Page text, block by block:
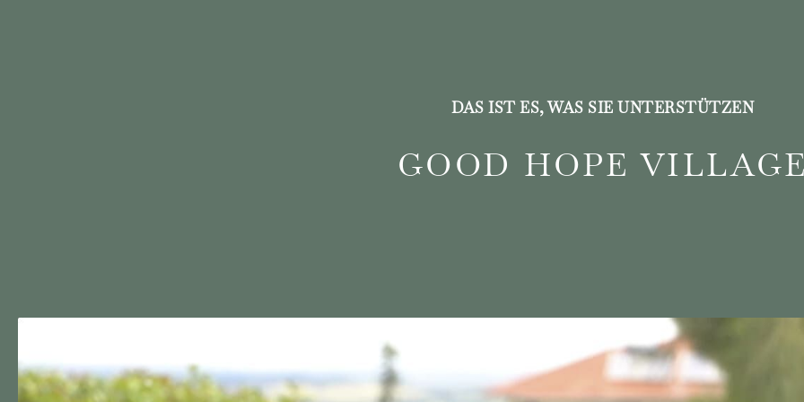
DAS IST ES, WAS SIE UNTERSTÜTZEN
GOOD HOPE